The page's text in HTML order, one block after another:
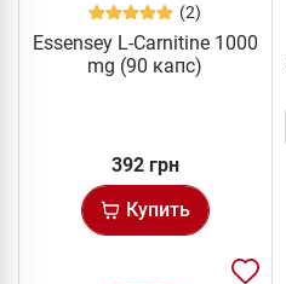
(2)
Essensey L-Carnitine 1000
mg (90 капс)
392 грн
Купить